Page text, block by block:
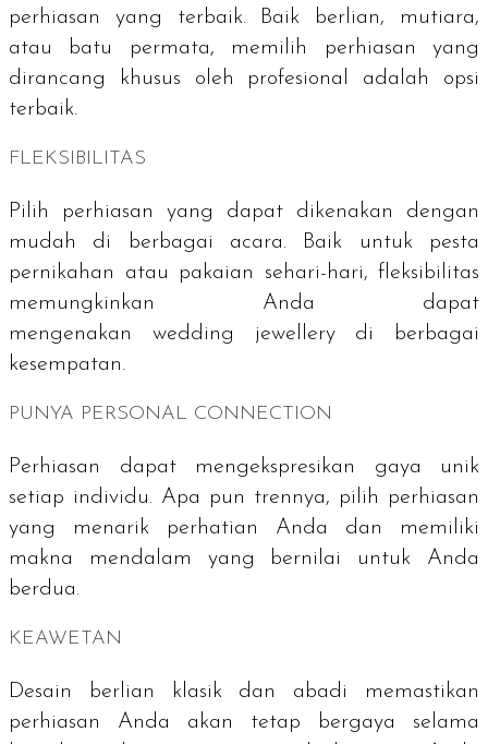
perhiasan yang terbaik. Baik berlian, mutiara,
atau batu permata, memilih perhiasan yang
dirancang khusus oleh profesional adalah opsi
terbaik.
FLEKSIBILITAS
Pilih perhiasan yang dapat dikenakan dengan
mudah di berbagai acara. Baik untuk pesta
pernikahan atau pakaian sehari-hari, fleksibilitas
memungkinkan Anda dapat
mengenakan wedding jewellerydi berbagai
kesempatan.
PUNYA PERSONAL CONNECTION
Perhiasan dapat mengekspresikan gaya unik
setiap individu. Apa pun trennya, pilih perhiasan
yang menarik perhatian Anda dan memiliki
makna mendalam yang bernilai untuk Anda
berdua.
KEAWETAN
Desain berlian klasik dan abadi memastikan
perhiasan Anda akan tetap bergaya selama